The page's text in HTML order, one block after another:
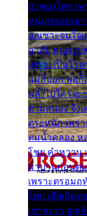
บัวทองโศก เ
หนุ่มหลอกเอา
ออเซาะจนใจ
อาลัย หนุ่มรูป
เพราะเป็นโร
แม่ก็บอก พ่อก็
พลั้งไปใครจะ
ตามสนอง จึง
ตระหนัก เพร
ตมน้ำคลอง ห
โชย คำหวาน
มาบานก่อนตู
เพราะตรอมฤ
โศก เสียเถิดท
เขาจะว่า ลูกเ